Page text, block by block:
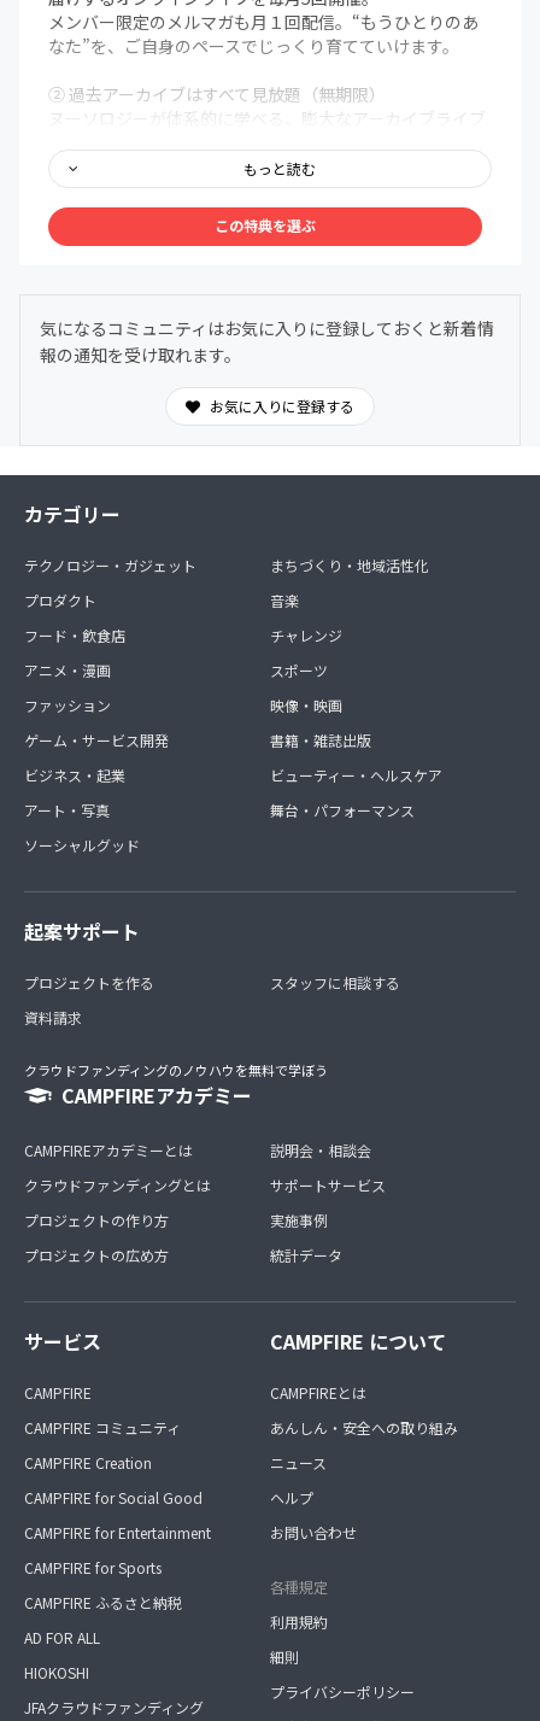
メンバー限定のメルマガも月１回配信。“もうひとりのあ
なた”を、ご自身のペースでじっくり育てていけます。
② 過去アーカイブはすべて見放題（無期限）
ヌーソロジーが体系的に学べる、膨大なアーカイブライブ
も、どこでも、自分の好きなタイミングでアクセスできま
す。
③ メンバー限定Discordコミュニティ
わからないことは気軽に質問OK。日常的に気づきや学び
を共有できます。
もっと読む
この特典を選ぶ
気になるコミュニティはお気に入りに登録しておくと新着情
報の通知を受け取れます。
お気に入りに登録する
カテゴリー
テクノロジー・ガジェット
プロダクト
フード・飲食店
アニメ・漫画
ファッション
ゲーム・サービス開発
ビジネス・起業
アート・写真
ソーシャルグッド
まちづくり・地域活性化
音楽
チャレンジ
スポーツ
映像・映画
書籍・雑誌出版
ビューティー・ヘルスケア
舞台・パフォーマンス
起案サポート
プロジェクトを作る
資料請求
スタッフに相談する
クラウドファンディングのノウハウを無料で学ぼう
CAMPFIREアカデミー
CAMPFIREアカデミーとは
クラウドファンディングとは
プロジェクトの作り方
プロジェクトの広め方
説明会・相談会
サポートサービス
実施事例
統計データ
サービス
CAMPFIRE
CAMPFIRE コミュニティ
CAMPFIRE Creation
CAMPFIRE for Social Good
CAMPFIRE for Entertainment
CAMPFIRE for Sports
CAMPFIRE ふるさと納税
AD FOR ALL
HIOKOSHI
JFAクラウドファンディング
CAMPFIRE について
CAMPFIREとは
あんしん・安全への取り組み
ニュース
ヘルプ
お問い合わせ
各種規定
利用規約
細則
プライバシーポリシー